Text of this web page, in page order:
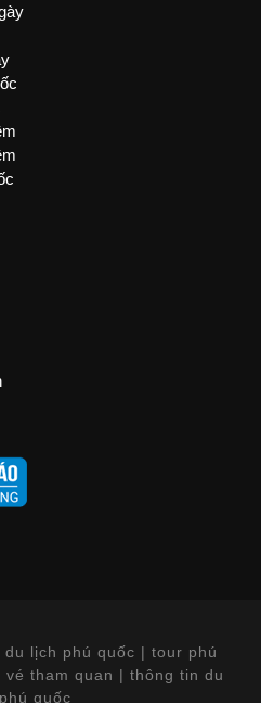
lịch phú quốc | tour phú
tham quan | thông tin du
quốc